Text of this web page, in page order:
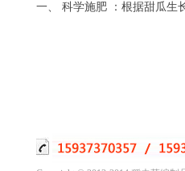
一、 科学施肥 ：根据甜瓜生